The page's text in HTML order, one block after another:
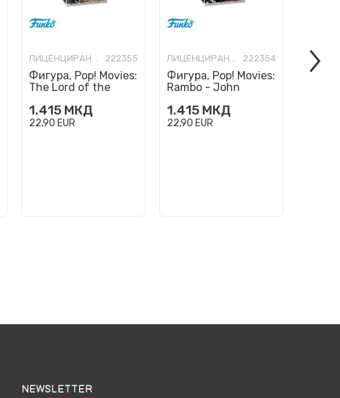
ЛИЦЕНЦИРАНИ ФИГУРИ И СЕТОВИ 222355
Фигура, Pop! Movies:
The Lord of the
1.415 МКД
22,90 EUR
ЛИЦЕНЦИРАНИ ФИГУРИ И СЕТОВИ 222354
Фигура, Pop! Movies:
Rambo - John
1.415 МКД
22,90 EUR
NEWSLETTER